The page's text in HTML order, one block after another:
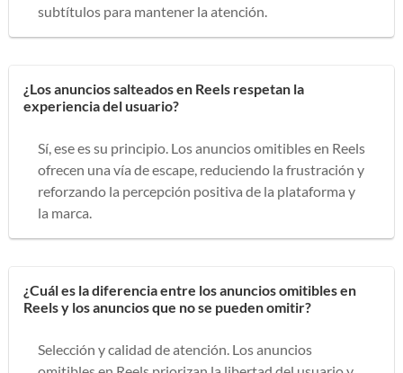
subtítulos para mantener la atención.
¿Los anuncios salteados en Reels respetan la
experiencia del usuario?
Sí, ese es su principio. Los anuncios omitibles en Reels
ofrecen una vía de escape, reduciendo la frustración y
reforzando la percepción positiva de la plataforma y
la marca.
¿Cuál es la diferencia entre los anuncios omitibles en
Reels y los anuncios que no se pueden omitir?
Selección y calidad de atención. Los anuncios